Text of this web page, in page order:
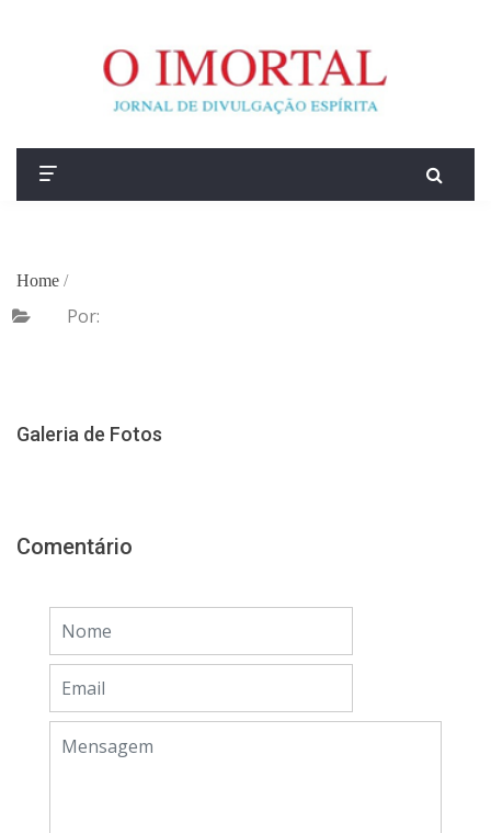
Home /
Por:
Galeria de Fotos
Comentário